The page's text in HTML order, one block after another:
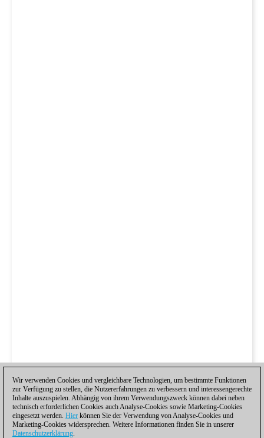
Wir verwenden Cookies und vergleichbare Technologien, um bestimmte Funktionen
zur Verfügung zu stellen, die Nutzererfahrungen zu verbessern und interessengerechte
Inhalte auszuspielen. Abhängig von ihrem Verwendungszweck können dabei neben
technisch erforderlichen Cookies auch Analyse-Cookies sowie Marketing-Cookies
eingesetzt werden. Hier können Sie der Verwendung von Analyse-Cookies und
Marketing-Cookies widersprechen. Weitere Informationen finden Sie in unserer
Datenschutzerklärung.